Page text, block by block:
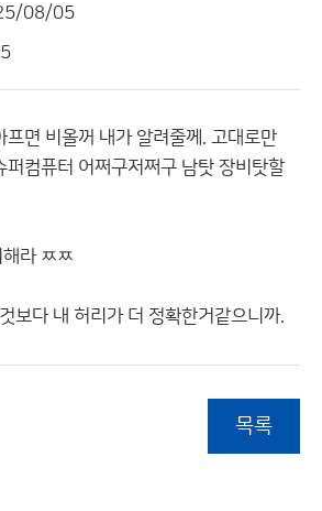
08/05
프면 비올꺼 내가 알려줄께. 고대로만
퍼컴퓨터 어쩌구저쩌구 남탓 장비탓할
라 ㅉㅉ
보다 내 허리가 더 정확한거같으니까.
목록